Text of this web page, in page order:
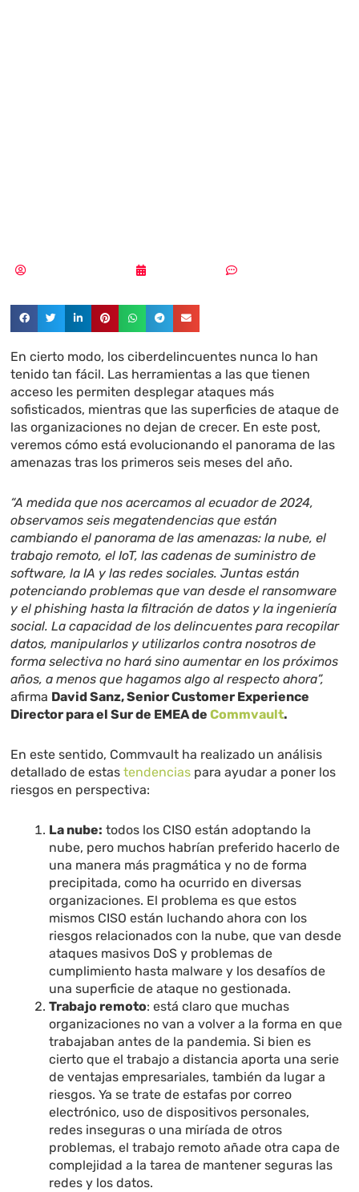
En cierto modo, los ciberdelincuentes nunca lo han
tenido tan fácil. Las herramientas a las que tienen
acceso les permiten desplegar ataques más
sofisticados, mientras que las superficies de ataque de
las organizaciones no dejan de crecer. En este post,
veremos cómo está evolucionando el panorama de las
amenazas tras los primeros seis meses del año.
“A medida que nos acercamos al ecuador de 2024,
observamos seis megatendencias que están
cambiando el panorama de las amenazas: la nube, el
trabajo remoto, el IoT, las cadenas de suministro de
software, la IA y las redes sociales. Juntas están
potenciando problemas que van desde el ransomware
y el phishing hasta la filtración de datos y la ingeniería
social. La capacidad de los delincuentes para recopilar
datos, manipularlos y utilizarlos contra nosotros de
forma selectiva no hará sino aumentar en los próximos
años, a menos que hagamos algo al respecto ahora”,
afirma David Sanz, Senior Customer Experience
Director para el Sur de EMEA deCommvault.
En este sentido, Commvault ha realizado un análisis
detallado de estastendencias para ayudar a poner los
riesgos en perspectiva:
La nube: todos los CISO están adoptando la
nube, pero muchos habrían preferido hacerlo de
una manera más pragmática y no de forma
precipitada, como ha ocurrido en diversas
organizaciones. El problema es que estos
mismos CISO están luchando ahora con los
riesgos relacionados con la nube, que van desde
ataques masivos DoS y problemas de
cumplimiento hasta malware y los desafíos de
una superficie de ataque no gestionada.
Trabajo remoto: está claro que muchas
organizaciones no van a volver a la forma en que
trabajaban antes de la pandemia. Si bien es
cierto que el trabajo a distancia aporta una serie
de ventajas empresariales, también da lugar a
riesgos. Ya se trate de estafas por correo
electrónico, uso de dispositivos personales,
redes inseguras o una miríada de otros
problemas, el trabajo remoto añade otra capa de
complejidad a la tarea de mantener seguras las
redes y los datos.